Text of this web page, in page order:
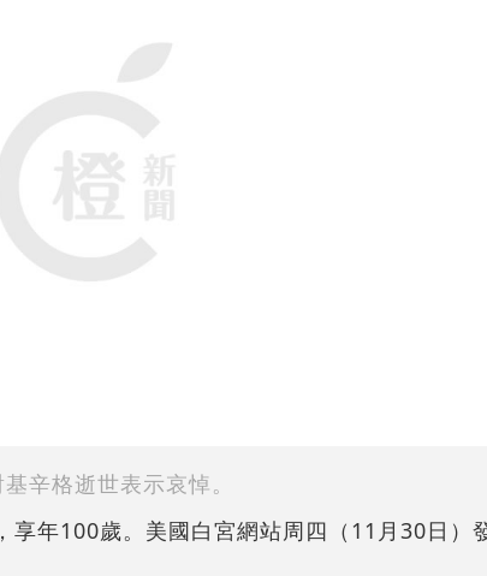
辛格逝世表示哀悼。
享年100歲。美國白宮網站周四（11月30日）